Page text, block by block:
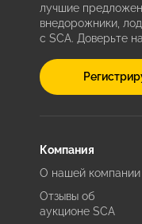
лучшие
внедорожники,
с SCA. Доверьте
Компания
О нашей компании
Отзывы об
аукционе SCA